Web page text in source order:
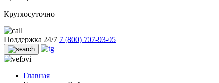
Круглосуточно
Поддержка 24/7 7 (800) 707-93-05
Главная